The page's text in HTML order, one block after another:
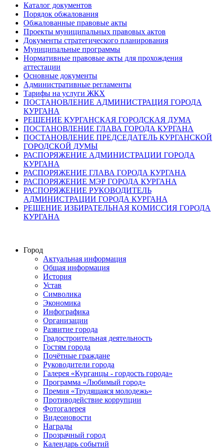
Каталог документов
Порядок обжалования
Обжалованные правовые акты
Проекты муниципальных правовых актов
Документы стратегического планирования
Муниципальные программы
Нормативные правовые акты для прохождения
аттестации
Основные документы
Административные регламенты
Тарифы на услуги ЖКХ
ПОСТАНОВЛЕНИЕ АДМИНИСТРАЦИЯ ГОРОДА
КУРГАНА
РЕШЕНИЕ КУРГАНСКАЯ ГОРОДСКАЯ ДУМА
ПОСТАНОВЛЕНИЕ ГЛАВА ГОРОДА КУРГАНА
ПОСТАНОВЛЕНИЕ ПРЕДСЕДАТЕЛЬ КУРГАНСКОЙ
ГОРОДСКОЙ ДУМЫ
РАСПОРЯЖЕНИЕ АДМИНИСТРАЦИИ ГОРОДА
КУРГАНА
РАСПОРЯЖЕНИЕ ГЛАВА ГОРОДА КУРГАНА
РАСПОРЯЖЕНИЕ МЭР ГОРОДА КУРГАНА
РАСПОРЯЖЕНИЕ РУКОВОДИТЕЛЬ
АДМИНИСТРАЦИИ ГОРОДА КУРГАНА
РЕШЕНИЕ ИЗБИРАТЕЛЬНАЯ КОМИССИЯ ГОРОДА
КУРГАНА
Город
Актуальная информация
Общая информация
История
Устав
Символика
Экономика
Инфографика
Организации
Развитие города
Градостроительная деятельность
Гостям города
Почётные граждане
Руководители города
Галерея «Курганцы - гордость города»
Программа «Любимый город»
Премия «Трудящаяся молодежь»
Противодействие коррупции
Фотогалерея
Видеоновости
Награды
Прозрачный город
Календарь событий